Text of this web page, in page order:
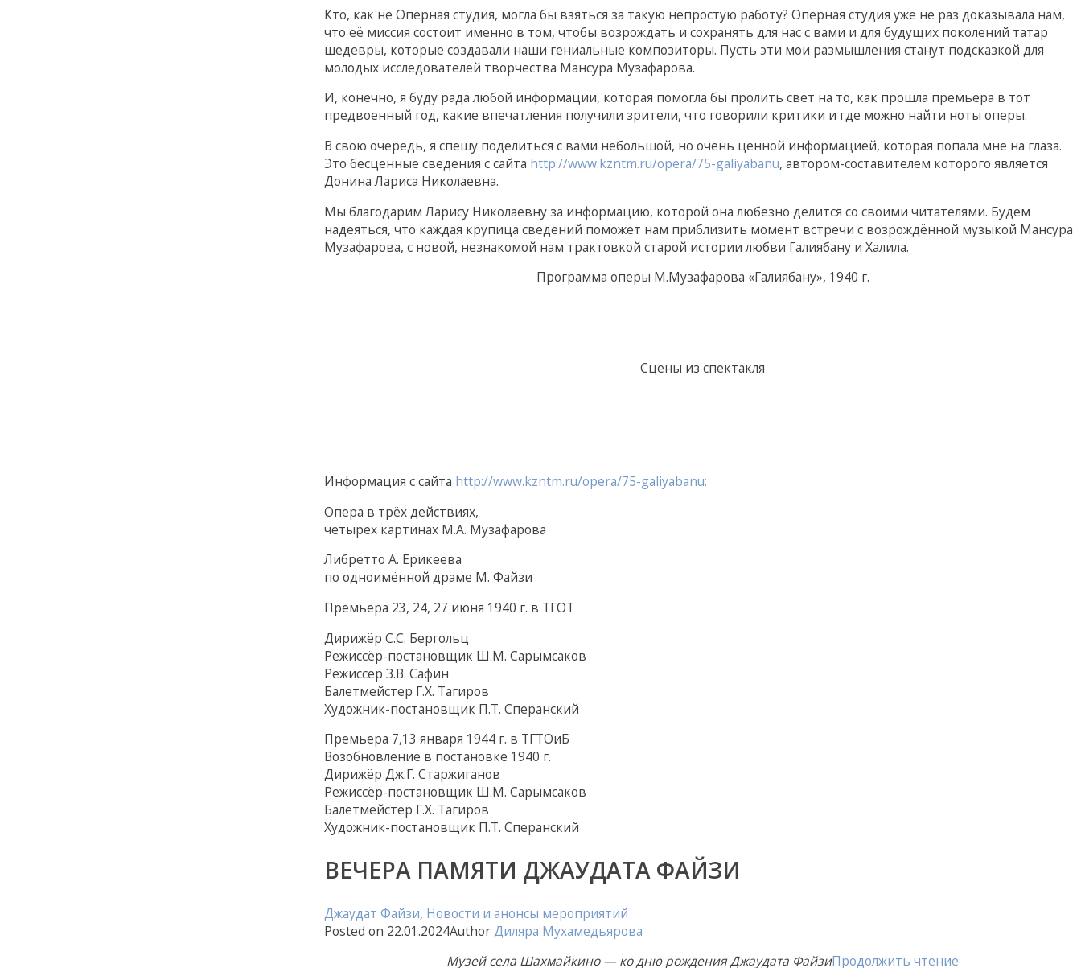
Кто, как не Оперная студия, могла бы взяться за такую непростую работу? Оперная студия уже не раз доказывала нам,
что её миссия состоит именно в том, чтобы возрождать и сохранять для нас с вами и для будущих поколений татар
шедевры, которые создавали наши гениальные композиторы. Пусть эти мои размышления станут подсказкой для
молодых исследователей творчества Мансура Музафарова.
И, конечно, я буду рада любой информации, которая помогла бы пролить свет на то, как прошла премьера в тот
предвоенный год, какие впечатления получили зрители, что говорили критики и где можно найти ноты оперы.
В свою очередь, я спешу поделиться с вами небольшой, но очень ценной информацией, которая попала мне на глаза.
Это бесценные сведения с сайта http://www.kzntm.ru/opera/75-galiyabanu, автором-составителем которого является
Донина Лариса Николаевна.
Мы благодарим Ларису Николаевну за информацию, которой она любезно делится со своими читателями. Будем
надеяться, что каждая крупица сведений поможет нам приблизить момент встречи с возрождённой музыкой Мансура
Музафарова, с новой, незнакомой нам трактовкой старой истории любви Галиябану и Халила.
Программа оперы М.Музафарова «Галиябану», 1940 г.
Сцены из спектакля
Информация с сайта http://www.kzntm.ru/opera/75-galiyabanu:
Опера в трёх действиях,
четырёх картинах М.А. Музафарова
Либретто А. Ерикеева
по одноимённой драме М. Файзи
Премьера 23, 24, 27 июня 1940 г. в ТГОТ
Дирижёр С.С. Бергольц
Режиссёр-постановщик Ш.М. Сарымсаков
Режиссёр З.В. Сафин
Балетмейстер Г.Х. Тагиров
Художник-постановщик П.Т. Сперанский
Премьера 7,13 января 1944 г. в ТГТОиБ
Возобновление в постановке 1940 г.
Дирижёр Дж.Г. Старжиганов
Режиссёр-постановщик Ш.М. Сарымсаков
Балетмейстер Г.Х. Тагиров
Художник-постановщик П.Т. Сперанский
ВЕЧЕРА ПАМЯТИ ДЖАУДАТА ФАЙЗИ
Джаудат Файзи, Новости и анонсы мероприятий
Posted on 22.01.2024AuthorДиляра Мухамедьярова
Музей села Шахмайкино — ко дню рождения Джаудата ФайзиПродолжить чтение